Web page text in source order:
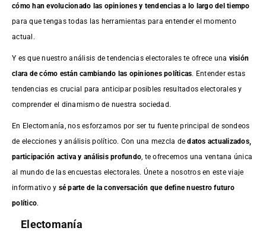
cómo han evolucionado las opiniones y tendencias a lo largo del tiempo
para que tengas todas las herramientas para entender el momento
actual.
Y es que nuestro análisis de tendencias electorales te ofrece una visión
clara de cómo están cambiando las opiniones políticas. Entender estas
tendencias es crucial para anticipar posibles resultados electorales y
comprender el dinamismo de nuestra sociedad.
En Electomanía, nos esforzamos por ser tu fuente principal de sondeos
de elecciones y análisis político. Con una mezcla dedatos actualizados,
participación activa y análisis profundo, te ofrecemos una ventana única
al mundo de las encuestas electorales. Únete a nosotros en este viaje
informativo y sé parte de la conversación que define nuestro futuro
político.
Electomanía